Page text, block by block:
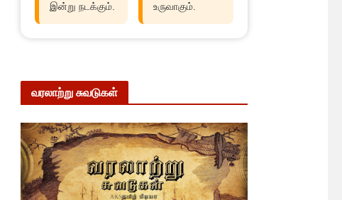
இன்று நடக்கும்.
உருவாகும்.
வரலாற்று சுவடுகள்